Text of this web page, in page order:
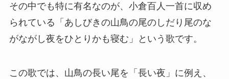
その中でも特に有名なのが、小倉百人一首に収め
られている「あしびきの山鳥の尾のしだり尾のな
がながし夜をひとりかも寝む」という歌です。
この歌では、山鳥の長い尾を「長い夜」に例え、